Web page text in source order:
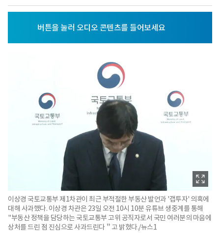
이상경 국토교통부 제1차관이 최근 부적절한 부동산 발언과 '갭투자' 의혹에
대해 사과했다. 이상경 차관은 23일 오전 10시 10분 유튜브 생중계를 통해
"부동산 정책을 담당하는 국토교통부 고위 공직자로서 국민 여러분의 마음에
상처를 드린 점 진심으로 사과드린다＂고 밝혔다./뉴스1